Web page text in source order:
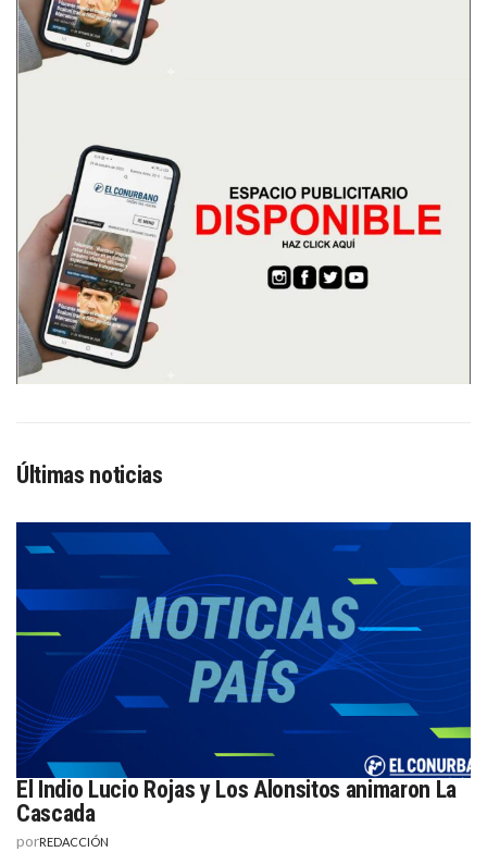
Últimas noticias
El Indio Lucio Rojas y Los Alonsitos animaron La
Cascada
porREDACCIÓN